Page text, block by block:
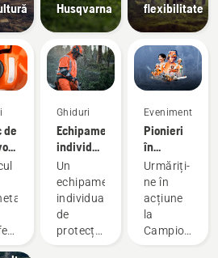
de
Husqvarna
Ghiduri
Echipament
individual
de
protecție
Husqvarna:
Ghiduri
de
Un
echipament
individual
de
protecție
flexibilitate
Evenimente
Pionieri
în
din 1959
Urmăriți-
ne în
acțiune
la
Campionatul